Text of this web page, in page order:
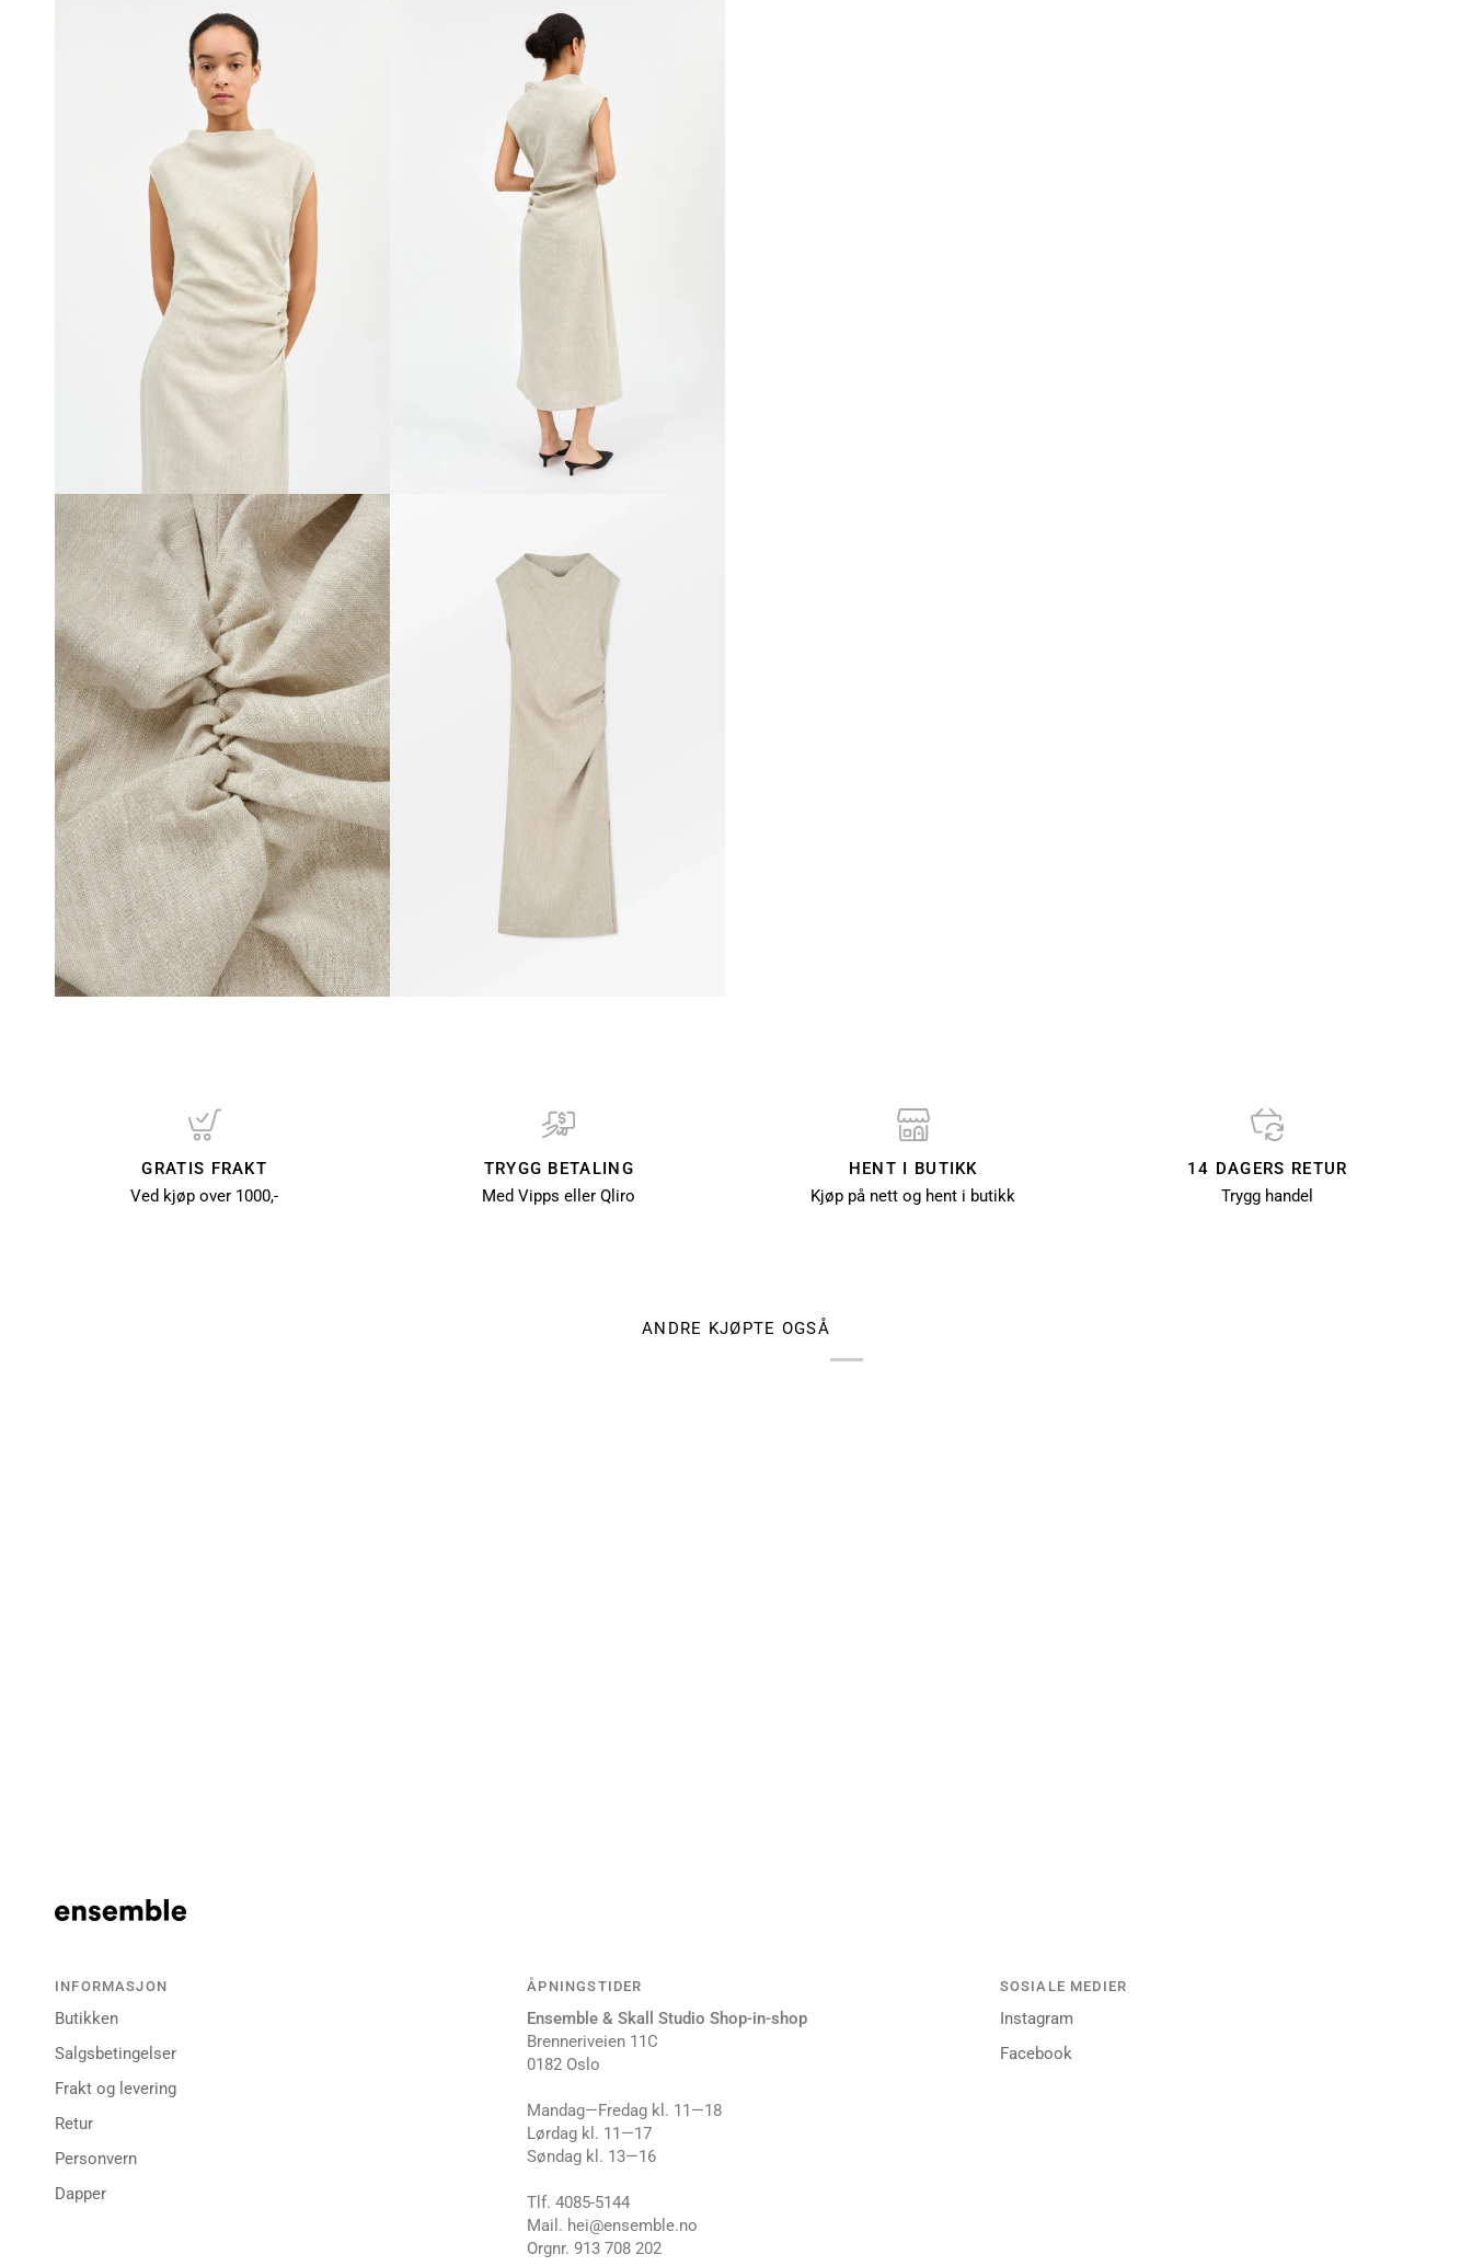
GRATIS FRAKT
Ved kjøp over 1000,-
TRYGG BETALING
Med Vipps eller Qliro
HENT I BUTIKK
Kjøp på nett og hent i butikk
14 DAGERS RETUR
Trygg handel
ANDRE KJØPTE OGSÅ
INFORMASJON
Butikken
Salgsbetingelser
Frakt og levering
Retur
Personvern
Dapper
ÅPNINGSTIDER
Ensemble & Skall Studio Shop-in-shop
Brenneriveien 11C
0182 Oslo
Mandag—Fredag kl. 11⁠—18
Lørdag kl. 1⁠1—17
Søndag kl. 1⁠3—16
Tlf. 4085-5144
Mail. hei@ensemble.no
Orgnr. 913 708 202
SOSIALE MEDIER
Instagram
Facebook